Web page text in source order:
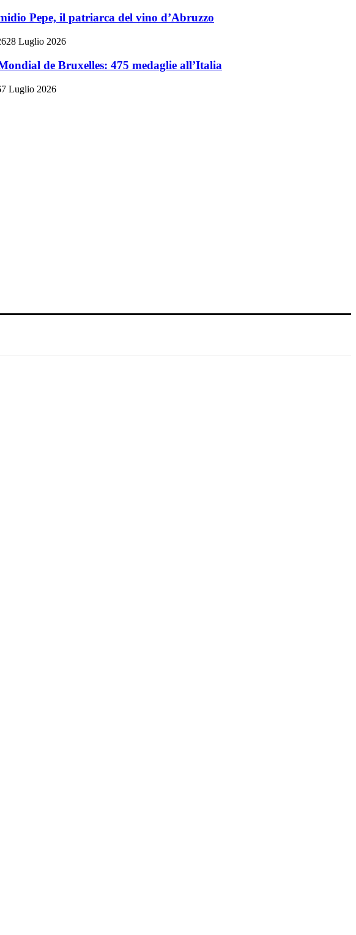
Pepe, il patriarca del vino d’Abruzzo
28 Luglio 2026
de Bruxelles: 475 medaglie all’Italia
7 Luglio 2026